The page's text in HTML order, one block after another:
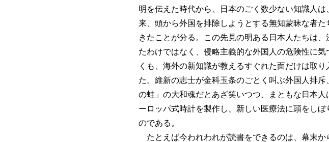
明を伝えた時代から、日本のごく数少ない知識人
来、頭から外国を排除しようとする無知蒙昧な者た
きたことが分る。この先見の明ある日本人たちは
たわけではなく、侵略主義的な外国人の危険性に
くも、海外の新知識が教えるすぐれた面だけは取
た。維新の志士が金科玉条のごとく叫ぶ外国人排
の蛙」の大和魂だとあざ笑いつつ、まともな日本人
ーロッパ式時計を製作し、新しい医療法に頭をし
のである。
たとえば今われわれが読書をできるのは、幕末か